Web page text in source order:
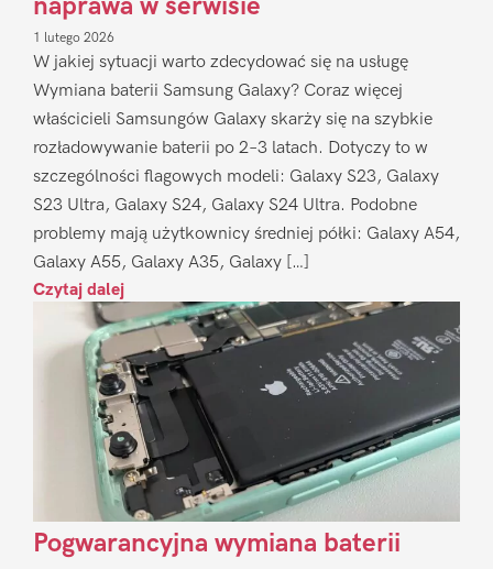
naprawa w serwisie
1 lutego 2026
W jakiej sytuacji warto zdecydować się na usługę
Wymiana baterii Samsung Galaxy? Coraz więcej
właścicieli Samsungów Galaxy skarży się na szybkie
rozładowywanie baterii po 2–3 latach. Dotyczy to w
szczególności flagowych modeli: Galaxy S23, Galaxy
S23 Ultra, Galaxy S24, Galaxy S24 Ultra. Podobne
problemy mają użytkownicy średniej półki: Galaxy A54,
Galaxy A55, Galaxy A35, Galaxy […]
Czytaj dalej
Pogwarancyjna wymiana baterii